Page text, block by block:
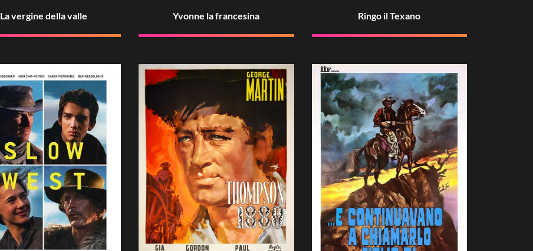
La vergine della valle Yvonne la francesina Ringo il Texano